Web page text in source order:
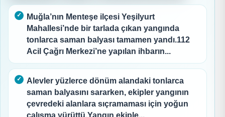
Muğla’nın Menteşe ilçesi Yeşilyurt
Mahallesi’nde bir tarlada çıkan yangında
tonlarca saman balyası tamamen yandı.112
Acil Çağrı Merkezi’ne yapılan ihbarın...
Alevler yüzlerce dönüm alandaki tonlarca
saman balyasını sararken, ekipler yangının
çevredeki alanlara sıçramaması için yoğun
çalışma yürüttü.Yangın ekiple...